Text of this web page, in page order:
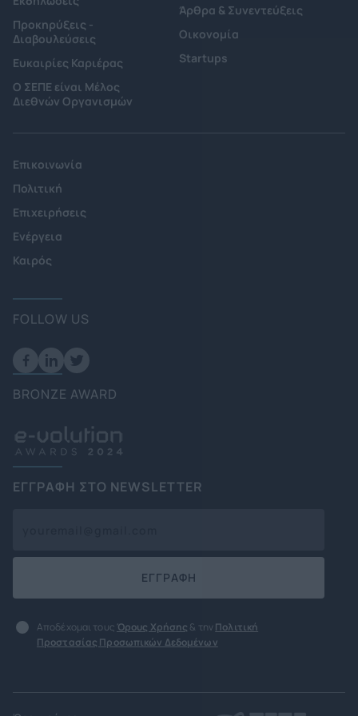
Προκηρύξεις -
Διαβουλεύσεις
Ευκαιρίες Καριέρας
Ο ΣΕΠΕ είναι Μέλος
Διεθνών Οργανισμών
Άρθρα & Συνεντεύξεις
Οικονομία
Startups
Επικοινωνία
Πολιτική
Επιχειρήσεις
Ενέργεια
Καιρός
FOLLOW US
BRONZE AWARD
ΕΓΓΡΑΦΗ ΣΤΟ NEWSLETTER
ΕΓΓΡΑΦΗ
Αποδέχομαι τους Όρους Χρήσης & την Πολιτική
Προστασίας Προσωπικών Δεδομένων